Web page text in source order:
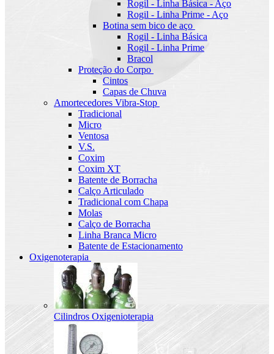
Rogil - Linha Básica - Aço
Rogil - Linha Prime - Aço
Botina sem bico de aço
Rogil - Linha Básica
Rogil - Linha Prime
Bracol
Proteção do Corpo
Cintos
Capas de Chuva
Amortecedores Vibra-Stop
Tradicional
Micro
Ventosa
V.S.
Coxim
Coxim XT
Batente de Borracha
Calço Articulado
Tradicional com Chapa
Molas
Calço de Borracha
Linha Branca Micro
Batente de Estacionamento
Oxigenoterapia
Cilindros Oxigenioterapia